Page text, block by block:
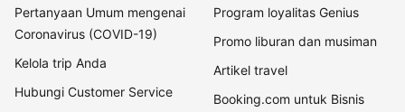
Pertanyaan Umum mengenai
Coronavirus (COVID-19)
Kelola trip Anda
Hubungi Customer Service
Program loyalitas Genius
Promo liburan dan musiman
Artikel travel
Booking.com untuk Bisnis